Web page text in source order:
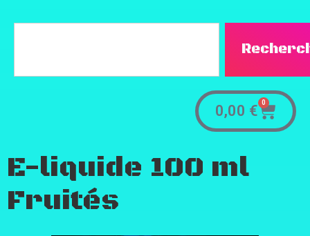
0,00 € 0
E-liquide 100 ml
Fruités